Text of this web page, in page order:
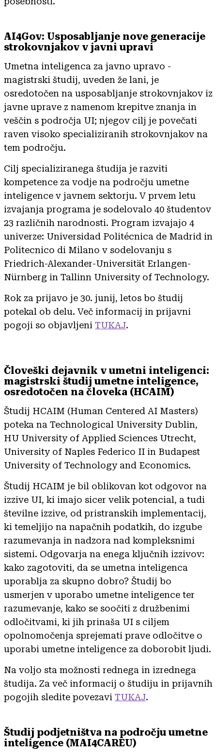
AI4Gov: Usposabljanje nove generacije
strokovnjakov v javni upravi
Umetna inteligenca za javno upravo -
magistrski študij, uveden že lani, je
osredotočen na usposabljanje strokovnjakov iz
javne uprave z namenom krepitve znanja in
veščin s področja UI; njegov cilj je povečati
raven visoko specializiranih strokovnjakov na
tem področju.
Cilj specializiranega študija je razviti
kompetence za vodje na področju umetne
inteligence v javnem sektorju. V prvem letu
izvajanja programa je sodelovalo 40 študentov
23 različnih narodnosti. Program izvajajo 4
univerze: Universidad Politécnica de Madrid in
Politecnico di Milano v sodelovanju s
Friedrich-Alexander-Universität Erlangen-
Nürnberg in Tallinn University of Technology.
Rok za prijavo je 30. junij, letos bo študij
potekal ob delu. Več informacij in prijavni
pogoji so objavljeni TUKAJ.
Človeški dejavnik v umetni inteligenci:
magistrski študij umetne inteligence,
osredotočen na človeka (HCAIM)
Študij HCAIM (Human Centered AI Masters)
poteka na Technological University Dublin,
HU University of Applied Sciences Utrecht,
University of Naples Federico II in Budapest
University of Technology and Economics.
Študij HCAIM je bil oblikovan kot odgovor na
izzive UI, ki imajo sicer velik potencial, a tudi
številne izzive, od pristranskih implementacij,
ki temeljijo na napačnih podatkih, do izgube
razumevanja in nadzora nad kompleksnimi
sistemi. Odgovarja na enega ključnih izzivov:
kako zagotoviti, da se umetna inteligenca
uporablja za skupno dobro? Študij bo
usmerjen v uporabo umetne inteligence ter
razumevanje, kako se soočiti z družbenimi
odločitvami, ki jih prinaša UI s ciljem
opolnomočenja sprejemati prave odločitve o
uporabi umetne inteligence za doborobit ljudi.
Na voljo sta možnosti rednega in izrednega
študija. Za več informacij o študiju in prijavnih
pogojih sledite povezavi TUKAJ.
Študij podjetništva na področju umetne
inteligence (MAI4CAREU)